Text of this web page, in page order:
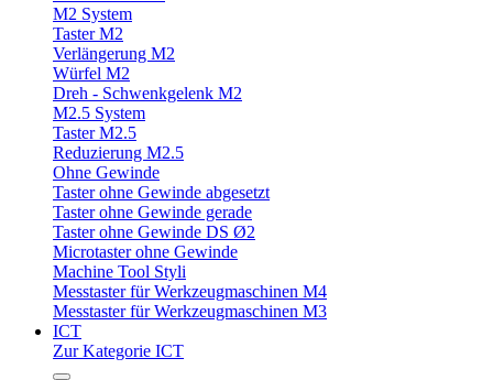
M2 System
Taster M2
Verlängerung M2
Würfel M2
Dreh - Schwenkgelenk M2
M2.5 System
Taster M2.5
Reduzierung M2.5
Ohne Gewinde
Taster ohne Gewinde abgesetzt
Taster ohne Gewinde gerade
Taster ohne Gewinde DS Ø2
Microtaster ohne Gewinde
Machine Tool Styli
Messtaster für Werkzeugmaschinen M4
Messtaster für Werkzeugmaschinen M3
ICT
Zur Kategorie ICT